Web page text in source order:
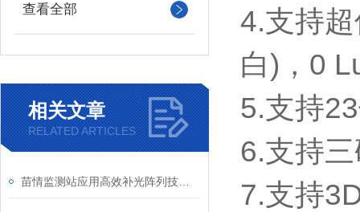
查看全部
相关文章
RELATED ARTICLES
4.支持
白)，0
5.支持
6.支持
7.支持